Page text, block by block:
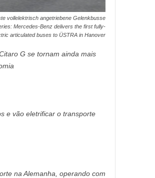
vollelektrisch angetriebene Gelenkbusse
Mercedes-Benz delivers the first fully-
articulated buses to ÜSTRA in Hanover
G se tornam ainda mais
e vão eletrificar o transporte
na Alemanha, operando com